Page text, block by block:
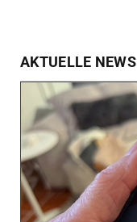
AKTUELLE NEWS